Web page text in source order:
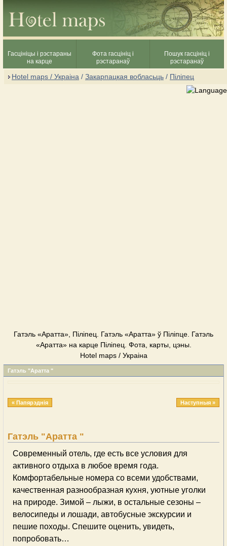
Гасцініцы і рэстараны
на карце
Фота гасцініц і
рэстаранаў
Пошук гасцініц і
рэстаранаў
Hotel maps / Украіна / Закарпацкая вобласьць / Піліпец
Гатэль «Аратта», Піліпец. Гатэль «Аратта» ў Піліпце. Гатэль
«Аратта» на карце Піліпец. Фота, карты, цэны.
Hotel maps / Украіна
Гатэль "Аратта "
« Папярэднія Наступныя »
Гатэль "Аратта "
Современный отель, где есть все условия для
активного отдыха в любое время года.
Комфортабельные номера со всеми удобствами,
качественная разнообразная кухня, уютные уголки
на природе. Зимой – лыжи, в остальные сезоны –
велосипеды и лошади, автобусные экскурсии и
пешие походы. Спешите оценить, увидеть,
попробовать…